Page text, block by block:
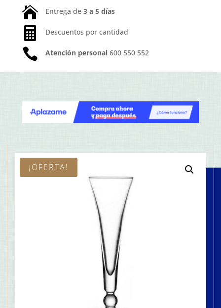
 Entrega de 3 a 5 días
 Descuentos por cantidad
 Atención personal600 550 552
¡OFERTA!